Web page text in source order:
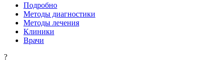
Подробно
Методы диагностики
Методы лечения
Клиники
Врачи
?